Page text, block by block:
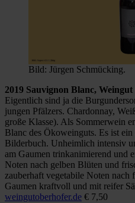
Bild: Jürgen Schmücking.
2019 Sauvignon Blanc,
Eigentlich sind ja die
jungen Pfälzers. Chardonnay,
große Klasse). Als Sommerwein
Blanc des Ökoweinguts. Es ist
Bilderbuch. Unheimlich intensiv
am Gaumen trinkanimierend und
Noten nach gelben Blüten und
zauberhaft vegetabile Noten nach
Gaumen kraftvoll und mit reifer
weingutoberhofer.de € 7,50